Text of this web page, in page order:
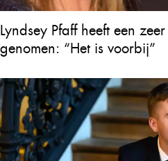
Lyndsey Pfaff heeft een
genomen: “Het is voorbij”